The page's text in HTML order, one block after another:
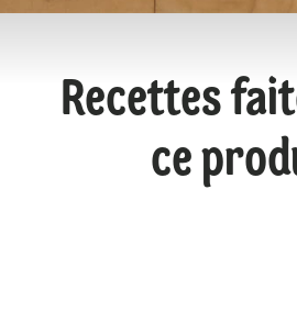
Recettes
ce